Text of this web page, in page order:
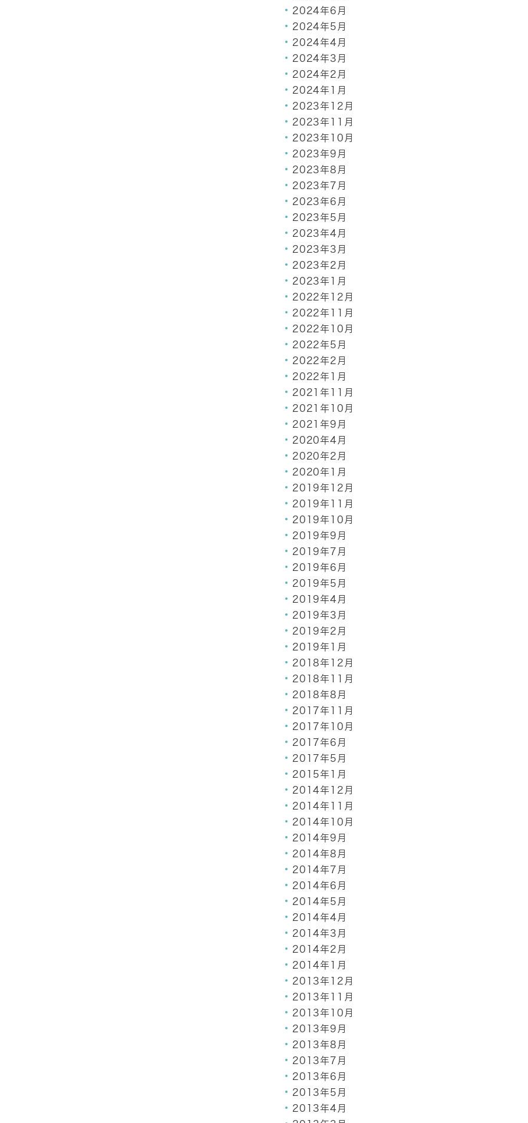
2024年6月
2024年5月
2024年4月
2024年3月
2024年2月
2024年1月
2023年12月
2023年11月
2023年10月
2023年9月
2023年8月
2023年7月
2023年6月
2023年5月
2023年4月
2023年3月
2023年2月
2023年1月
2022年12月
2022年11月
2022年10月
2022年5月
2022年2月
2022年1月
2021年11月
2021年10月
2021年9月
2020年4月
2020年2月
2020年1月
2019年12月
2019年11月
2019年10月
2019年9月
2019年7月
2019年6月
2019年5月
2019年4月
2019年3月
2019年2月
2019年1月
2018年12月
2018年11月
2018年8月
2017年11月
2017年10月
2017年6月
2017年5月
2015年1月
2014年12月
2014年11月
2014年10月
2014年9月
2014年8月
2014年7月
2014年6月
2014年5月
2014年4月
2014年3月
2014年2月
2014年1月
2013年12月
2013年11月
2013年10月
2013年9月
2013年8月
2013年7月
2013年6月
2013年5月
2013年4月